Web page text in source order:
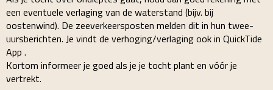
een eventuele verlaging van de waterstand (bijv. bij
oostenwind). De zeeverkeersposten melden dit in hun twee-
uursberichten. Je vindt de verhoging/verlaging ook in QuickTide
App .
Kortom informeer je goed als je je tocht plant en vóór je
vertrekt.